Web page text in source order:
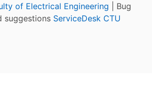
of Electrical Engineering | Bug
suggestions ServiceDesk CTU